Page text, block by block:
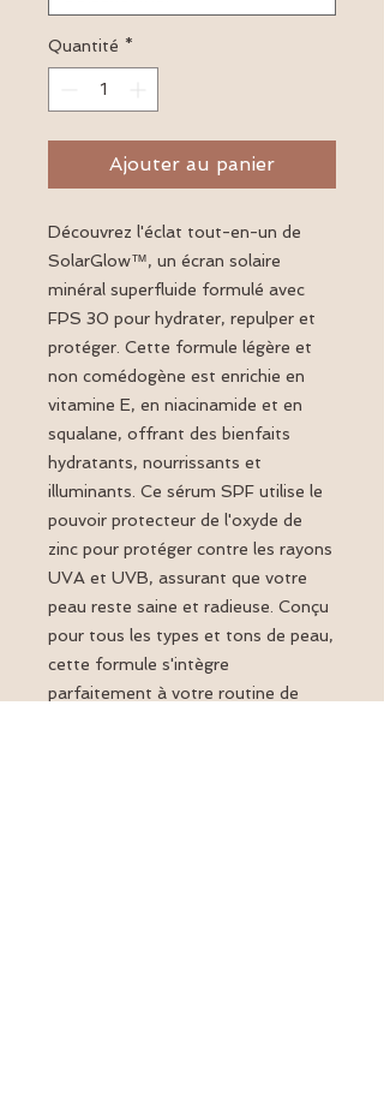
Quantité *
Ajouter au panier
Découvrez l'éclat tout-en-un de
SolarGlow™, un écran solaire
minéral superfluide formulé avec
FPS 30 pour hydrater, repulper et
protéger. Cette formule légère et
non comédogène est enrichie en
vitamine E, en niacinamide et en
squalane, offrant des bienfaits
hydratants, nourrissants et
illuminants. Ce sérum SPF utilise le
pouvoir protecteur de l'oxyde de
zinc pour protéger contre les rayons
UVA et UVB, assurant que votre
peau reste saine et radieuse. Conçu
pour tous les types et tons de peau,
cette formule s'intègre
parfaitement à votre routine de